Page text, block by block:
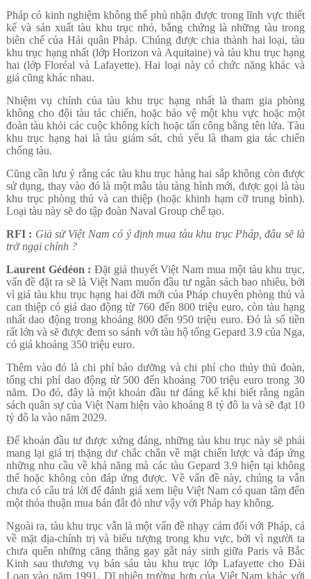
Pháp có kinh nghiệm không thể phủ nhận được trong lĩnh vực thiết
kế và sản xuất tàu khu trục nhỏ, bằng chứng là những tàu trong
biên chế của Hải quân Pháp. Chúng được chia thành hai loại, tàu
khu trục hạng nhất (lớp Horizon và Aquitaine) và tàu khu trục hạng
hai (lớp Floréal và Lafayette). Hai loại này có chức năng khác và
giá cũng khác nhau.
Nhiệm vụ chính của tàu khu trục hạng nhất là tham gia phòng
không cho đội tàu tác chiến, hoặc bảo vệ một khu vực hoặc một
đoàn tàu khỏi các cuộc không kích hoặc tấn công bằng tên lửa. Tàu
khu trục hạng hai là tàu giám sát, chủ yếu là tham gia tác chiến
chống tàu.
Cũng cần lưu ý rằng các tàu khu trục hàng hai sắp không còn được
sử dụng, thay vào đó là một mẫu tàu tàng hình mới, được gọi là tàu
khu trục phòng thủ và can thiệp (hoặc khinh hạm cỡ trung bình).
Loại tàu này sẽ do tập đoàn Naval Group chế tạo.
RFI : Giả sử Việt Nam có ý định mua tàu khu trục Pháp, đâu sẽ là
trở ngại chính ?
Laurent Gédéon : Đặt giả thuyết Việt Nam mua một tàu khu trục,
vấn đề đặt ra sẽ là Việt Nam muốn đầu tư ngân sách bao nhiêu, bởi
vì giá tàu khu trục hạng hai đời mới của Pháp chuyên phòng thủ và
can thiệp có giá dao động từ 760 đến 800 triệu euro, còn tàu hạng
nhất dao động trong khoảng 800 đến 950 triệu euro. Đó là số tiền
rất lớn và sẽ được đem so sánh với tàu hộ tống Gepard 3.9 của Nga,
có giá khoảng 350 triệu euro.
Thêm vào đó là chi phí bảo dưỡng và chi phí cho thủy thủ đoàn,
tổng chi phí dao động từ 500 đến khoảng 700 triệu euro trong 30
năm. Do đó, đây là một khoản đầu tư đáng kể khi biết rằng ngân
sách quân sự của Việt Nam hiện vào khoảng 8 tỷ đô la và sẽ đạt 10
tỷ đô la vào năm 2029.
Để khoản đầu tư được xứng đáng, những tàu khu trục này sẽ phải
mang lại giá trị thặng dư chắc chắn về mặt chiến lược và đáp ứng
những nhu cầu về khả năng mà các tàu Gepard 3.9 hiện tại không
thể hoặc không còn đáp ứng được. Về vấn đề này, chúng ta vẫn
chưa có câu trả lời để đánh giá xem liệu Việt Nam có quan tâm đến
một thỏa thuận mua bán đắt đỏ như vậy với Pháp hay không.
Ngoài ra, tàu khu trục vẫn là một vấn đề nhạy cảm đối với Pháp, cả
về mặt địa-chính trị và biểu tượng trong khu vực, bởi vì người ta
chưa quên những căng thẳng gay gắt nảy sinh giữa Paris và Bắc
Kinh sau thương vụ bán sáu tàu khu trục lớp Lafayette cho Đài
Loan vào năm 1991. Dĩ nhiên trường hợp của Việt Nam khác với